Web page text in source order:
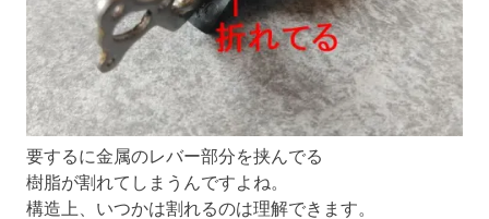
要するに金属のレバー部分を挟んでる
樹脂が割れてしまうんですよね。
構造上、いつかは割れるのは理解できます。